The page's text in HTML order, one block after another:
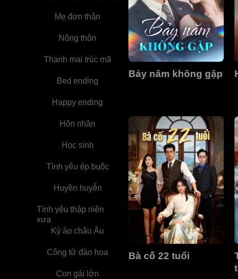
Mẹ đơn thân
Nông thôn
Thanh mai trúc mã
Bed ending
Happy ending
Hôn nhân
Học sinh
Tình yêu ép buộc
Huyền huyễn
Tình yêu thập niên
xưa
Kỳ ảo châu Âu
Công tử đào hoa
Con gái lớn
Bảy năm không gặp
Bà cố 22 tuổi